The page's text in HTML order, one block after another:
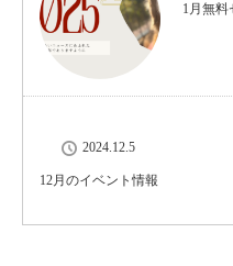
1月無
2024.12.5
12月のイベント情報